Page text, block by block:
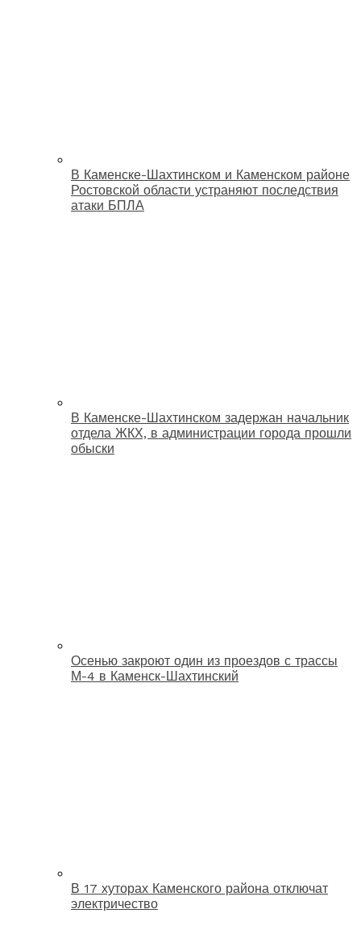
В Каменске-Шахтинском и Каменском районе
Ростовской области устраняют последствия
атаки БПЛА
В Каменске-Шахтинском задержан начальник
отдела ЖКХ, в администрации города прошли
обыски
Осенью закроют один из проездов с трассы
М-4 в Каменск-Шахтинский
В 17 хуторах Каменского района отключат
электричество